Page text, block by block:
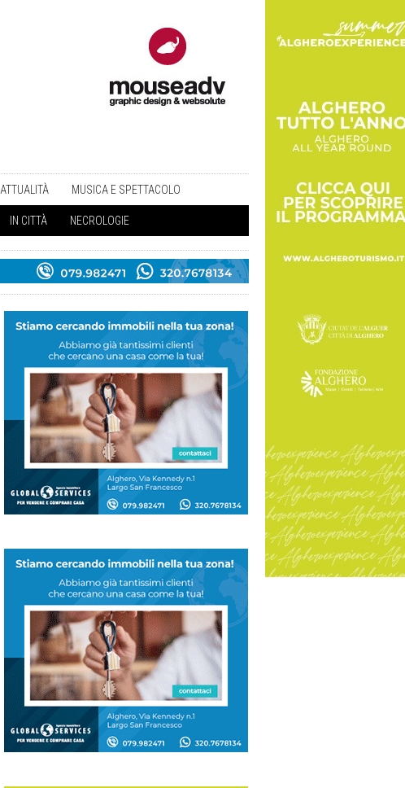
ATTUALITÀ MUSICA E SPETTACOLO
IN CITTÀ NECROLOGIE